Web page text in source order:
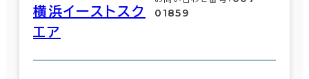
横浜イーストスク
エア
01859